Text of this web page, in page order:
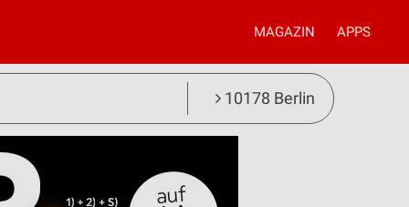
MAGAZIN APPS
10178 Berlin